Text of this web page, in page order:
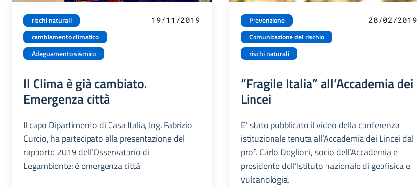
rischi naturali
cambiamento climatico
Adeguamento sismico
19/11/2019
Il Clima è già cambiato.
Emergenza città
Il capo Dipartimento di Casa Italia, Ing. Fabrizio
Curcio, ha partecipato alla presentazione del
rapporto 2019 dell’Osservatorio di
Legambiente: è emergenza città
Prevenzione
Comunicazione del rischio
rischi naturali
28/02/2019
“Fragile Italia” all’Accademia dei
Lincei
E’ stato pubblicato il video della conferenza
istituzionale tenuta all’Accademia dei Lincei dal
prof. Carlo Doglioni, socio dell’Accademia e
presidente dell’Istituto nazionale di geofisica e
vulcanologia.